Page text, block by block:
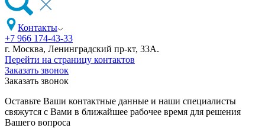
Контакты
+7 966 174-43-33
г. Москва, Ленинградский пр-кт, 33А.
Перейти на страницу контактов
Заказать звонок
Заказать звонок
Оставьте Ваши контактные данные и наши специалисты
свяжутся с Вами в ближайшее рабочее время для решения
Вашего вопроса